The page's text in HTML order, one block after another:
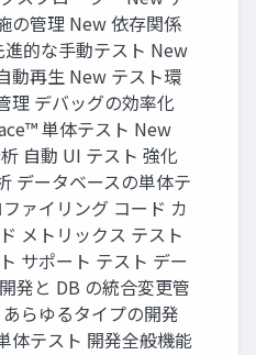
の管理 New 依存関係
的な手動テスト New
動再生 New テスト環
理 デバッグの効率化
単体テスト New
自動 UI テスト 強化
データベースの単体テ
ァイリング コード カ
メトリックス テスト
サポート テスト デー
発と DB の統合変更管
らゆるタイプの開発
体テスト 開発全般機能